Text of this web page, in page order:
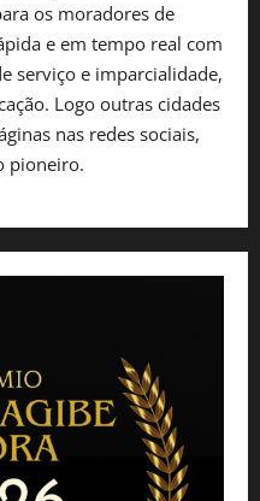
os moradores de
e em tempo real com
serviço e imparcialidade,
Logo outras cidades
nas redes sociais,
pioneiro.